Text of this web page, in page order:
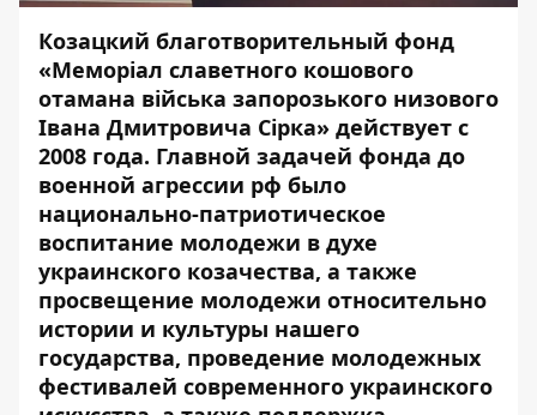
Козацкий благотворительный фонд
«Меморіал славетного кошового
отамана війська запорозького низового
Івана Дмитровича Сірка» действует с
2008 года. Главной задачей фонда до
военной агрессии рф было
национально-патриотическое
воспитание молодежи в духе
украинского козачества, а также
просвещение молодежи относительно
истории и культуры нашего
государства, проведение молодежных
фестивалей современного украинского